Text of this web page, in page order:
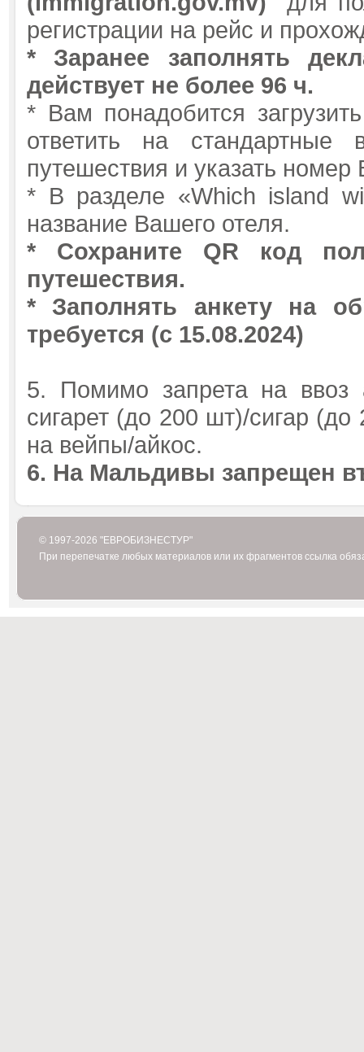
регистрации на рейс и
* Заранее заполнять
действует не более 96 ч.
* Вам понадобится
ответить на стандартные
путешествия и указать
* В разделе «Which island
название Вашего отеля.
* Сохраните QR код
путешествия.
* Заполнять анкету на
требуется (с 15.08.2024)
5. Помимо запрета на ввоз
сигарет (до 200 шт)/сигар
на вейпы/айкос.
6. На Мальдивы запрещен
© 1997-2026 "ЕВРОБИЗНЕСТУР"
При перепечатке любых материалов или их фрагментов ссылка